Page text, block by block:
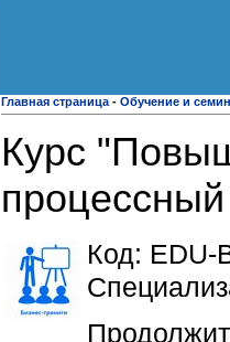
Главная страница - Обучение и
Курс
Код: EDU-